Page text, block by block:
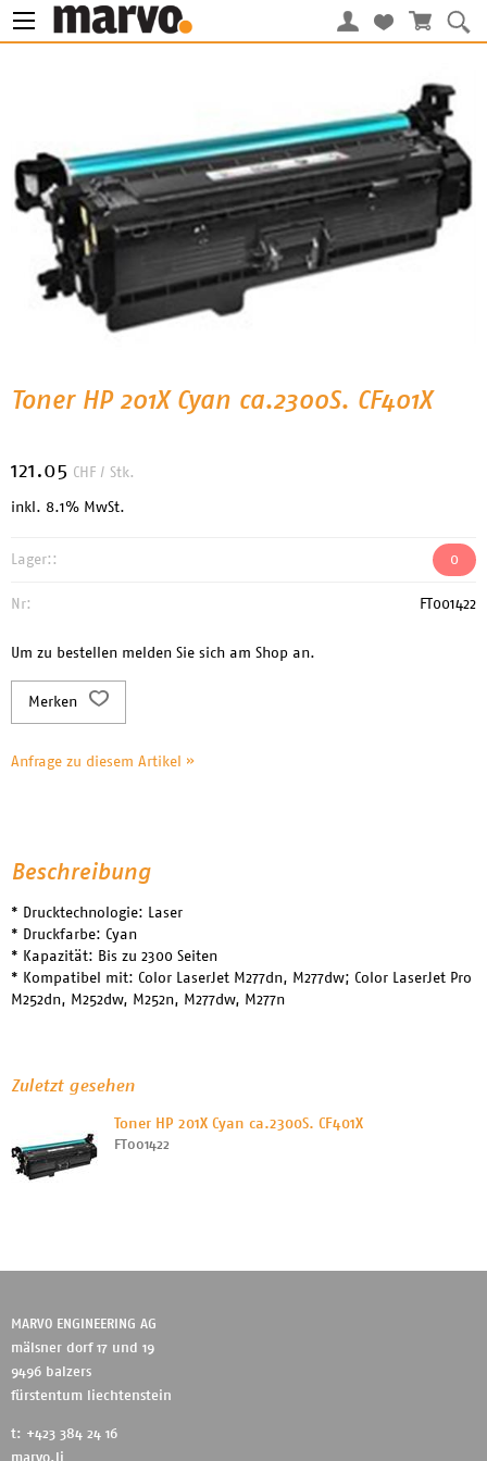
Toner HP 201X Cyan ca.2300S. CF401X
121.05 CHF / Stk.
inkl. 8.1% MwSt.
Lager:: 0
Nr: FT001422
Um zu bestellen melden Sie sich am Shop an.
Merken
Anfrage zu diesem Artikel »
Beschreibung
* Drucktechnologie: Laser
* Druckfarbe: Cyan
* Kapazität: Bis zu 2300 Seiten
* Kompatibel mit: Color LaserJet M277dn, M277dw; Color LaserJet Pro
M252dn, M252dw, M252n, M277dw, M277n
Zuletzt gesehen
Toner HP 201X Cyan ca.2300S. CF401X
FT001422
MARVO ENGINEERING AG
mälsner dorf 17 und 19
9496 balzers
fürstentum liechtenstein
t: +423 384 24 16